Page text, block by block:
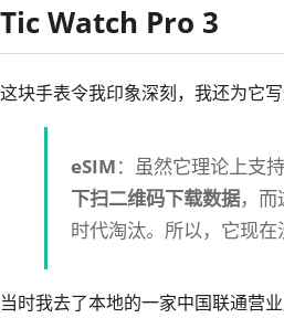
Tic Watch Pro 3
这块手表令我印象深刻，我还为它
eSIM：虽然它理论上支
下扫二维码下载数据，而
时代淘汰。所以，它现在
当时我去了本地的一家中国联通营